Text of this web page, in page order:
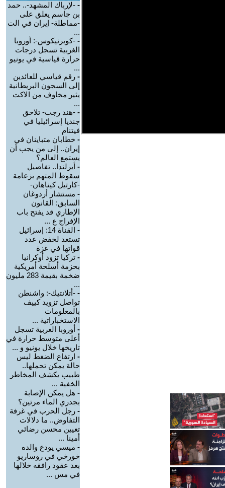
- -لإرباك المشهد-.. حمد
بن جاسم يعلق على
-مماطلة- إيران في الت
...
- -كوبرنيكوس-: أوروبا
الغربية تسجل درجات
حرارة قياسية في يونيو
...
- رقم قياسي للعائدين
إلى السجون البريطانية
يثير مخاوف من الاكت
...
- -هند رجب- تلاحق
جنديا إسرائيليا في
فيتنام
- خطابان متباينان في
إيران.. إلى من يجب أن
يستمع العالم؟
- أيرلندا.. تفاصيل
سقوط المتهم بزعامة
-كارتيل كيناهان-
- مستشار أردوغان
السابق: القانون
الإطاري قد يفتح باب
الإفراج ع ...
-
القناة 14: إسرائيل
تستعد لخفض عدد
قواتها في غزة
- تركيا تزود أوكرانيا
بحزمة أسلحة أمريكية
ضخمة بقيمة 283 مليون
...
- -أتلانتيك-: واشنطن
تواصل تزويد كييف
بالمعلومات
الاستخباراتية ...
- أوروبا الغربية تسجل
أعلى متوسط حرارة في
تاريخها خلال يونيو و ...
- ارتفاع الضغط ليس
حالة يمكن تحملها..
طبيب يكشف المخاطر
الخفية ...
- هل يمكن الإصابة
بجدري الماء مرتين؟
- رجل الحرب في غرفة
التفاوض.. ما دلالات
تعيين محسن رضائي
أمينا ...
- ميسي يودع والده
خورخي في روساريو
بعد عقود رافقه خلالها
في مس ...